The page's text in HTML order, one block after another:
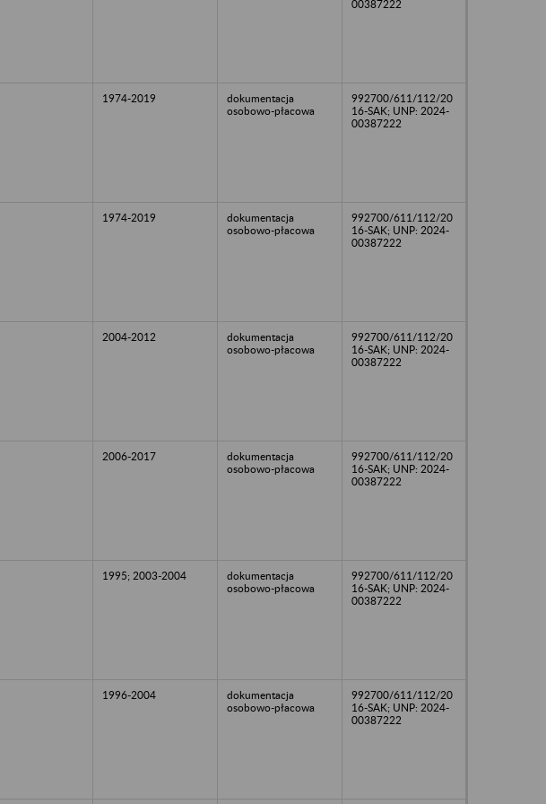
00387222
1974-2019
dokumentacja
osobowo-płacowa
992700/611/112/20
16-SAK; UNP: 2024-
00387222
1974-2019
dokumentacja
osobowo-płacowa
992700/611/112/20
16-SAK; UNP: 2024-
00387222
2004-2012
dokumentacja
osobowo-płacowa
992700/611/112/20
16-SAK; UNP: 2024-
00387222
2006-2017
dokumentacja
osobowo-płacowa
992700/611/112/20
16-SAK; UNP: 2024-
00387222
1995; 2003-2004
dokumentacja
osobowo-płacowa
992700/611/112/20
16-SAK; UNP: 2024-
00387222
1996-2004
dokumentacja
osobowo-płacowa
992700/611/112/20
16-SAK; UNP: 2024-
00387222